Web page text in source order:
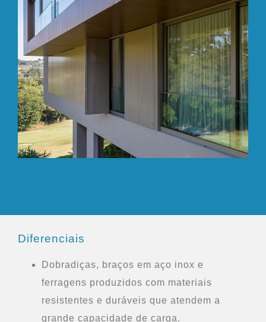
Diferenciais
Dobradiças, braços em aço inox e
ferragens produzidos com materiais
resistentes e duráveis que atendem a
grande capacidade de carga.